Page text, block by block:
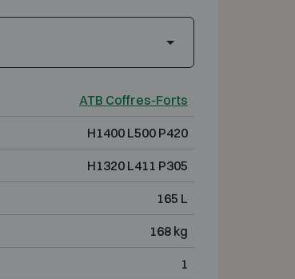
ATB Coffres-Forts
H1400 L500 P420
H1320 L411 P305
165 L
168 kg
1